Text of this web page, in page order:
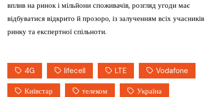
вплив на ринок і мільйони споживачів, розгляд угоди має
відбуватися відкрито й прозоро, із залученням всіх учасників
ринку та експертної спільноти.
4G lifecell LTE Vodafone
Київстар телеком Україна